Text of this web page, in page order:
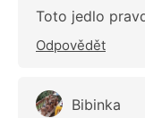
Toto jedlo
Odpovědět
Bibinka